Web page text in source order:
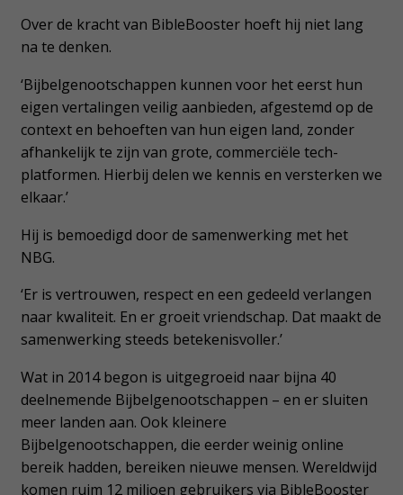
Over de kracht van BibleBooster hoeft hij niet lang
na te denken.
‘Bijbelgenootschappen kunnen voor het eerst hun
eigen vertalingen veilig aanbieden, afgestemd op de
context en behoeften van hun eigen land, zonder
afhankelijk te zijn van grote, commerciële tech-
platformen. Hierbij delen we kennis en versterken we
elkaar.’
Hij is bemoedigd door de samenwerking met het
NBG.
‘Er is vertrouwen, respect en een gedeeld verlangen
naar kwaliteit. En er groeit vriendschap. Dat maakt de
samenwerking steeds betekenisvoller.’
Wat in 2014 begon is uitgegroeid naar bijna 40
deelnemende Bijbelgenootschappen – en er sluiten
meer landen aan. Ook kleinere
Bijbelgenootschappen, die eerder weinig online
bereik hadden, bereiken nieuwe mensen. Wereldwijd
komen ruim 12 miljoen gebruikers via BibleBooster